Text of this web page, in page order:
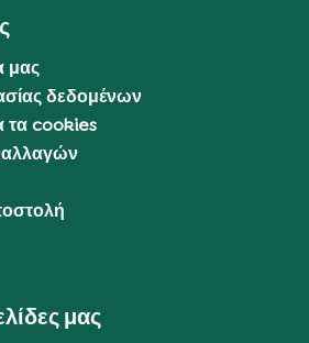
μας
δεδομένων
τα cookies
μας